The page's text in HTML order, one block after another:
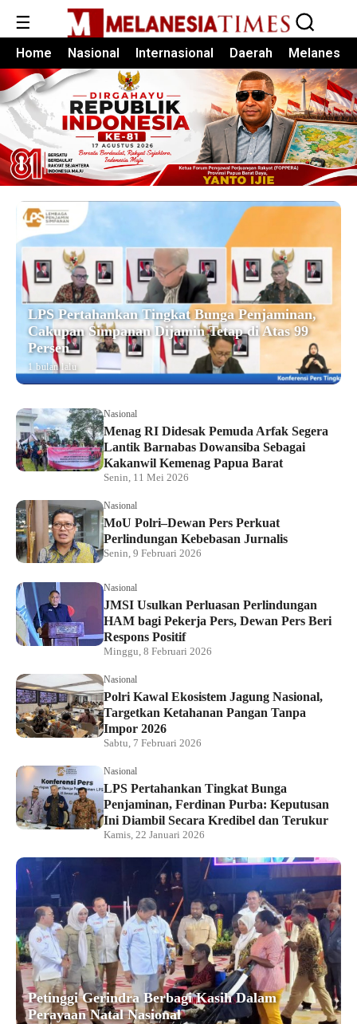
☰
Home Nasional Internasional Daerah Melanesia
LPS Pertahankan Tingkat Bunga Penjaminan,
Cakupan Simpanan Dijamin Tetap di Atas 99
Persen
1 bulan lalu
Nasional
Menag RI Didesak Pemuda Arfak Segera
Lantik Barnabas Dowansiba Sebagai
Kakanwil Kemenag Papua Barat
Senin, 11 Mei 2026
Nasional
MoU Polri–Dewan Pers Perkuat
Perlindungan Kebebasan Jurnalis
Senin, 9 Februari 2026
Nasional
JMSI Usulkan Perluasan Perlindungan
HAM bagi Pekerja Pers, Dewan Pers Beri
Respons Positif
Minggu, 8 Februari 2026
Nasional
Polri Kawal Ekosistem Jagung Nasional,
Targetkan Ketahanan Pangan Tanpa
Impor 2026
Sabtu, 7 Februari 2026
Nasional
LPS Pertahankan Tingkat Bunga
Penjaminan, Ferdinan Purba: Keputusan
Ini Diambil Secara Kredibel dan Terukur
Kamis, 22 Januari 2026
Petinggi Gerindra Berbagi Kasih Dalam
Perayaan Natal Nasional